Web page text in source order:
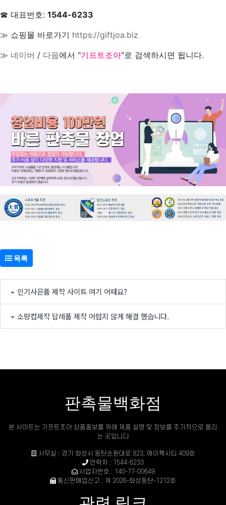
☎ 대표번호: 1544-6233
≫ 쇼핑몰 바로가기 https://giftjoa.biz
≫ 네이버 / 다음에서 "기프트조아"로 검색하시면 됩니다.
목록
인기사은품 제작 사이트 여기 어때요?
소량컵제작 답례품 제작 어렵지 않게 해결 했습니다.
판촉물백화점
본 사이트는 기프트조아 상품홍보를 위해 제품 설명 및 정보를 주기적으로 올리
는 곳입니다
사무실 : 경기 화성시 동탄순환대로 823, 에이팩시티 409호
연락처 : 1544-6233
사업자번호 : 140-77-00649
통신판매업신고 : 제 2026-화성동탄-1212호